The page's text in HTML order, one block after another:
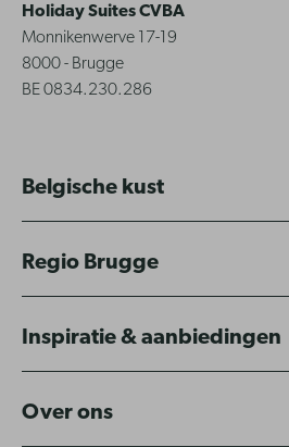
Holiday Suites CVBA
Monnikenwerve 17-19
8000 - Brugge
BE 0834.230.286
Belgische kust
Regio Brugge
Inspiratie & aanbiedingen
Over ons